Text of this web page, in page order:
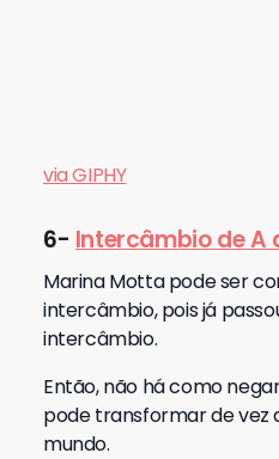
via GIPHY
6- Intercâmbio de A
Marina Motta pode ser
intercâmbio, pois já
intercâmbio.
Então, não há como
pode transformar de vez
mundo.